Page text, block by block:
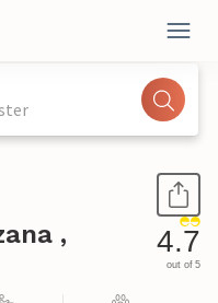
,
4.7
out of 5